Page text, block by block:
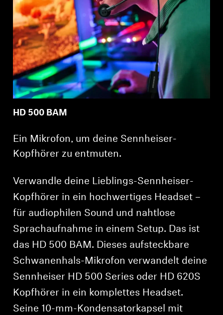
HD 500 BAM
Ein Mikrofon, um deine Sennheiser-
Kopfhörer zu entmuten.
Verwandle deine Lieblings-Sennheiser-
Kopfhörer in ein hochwertiges Headset –
für audiophilen Sound und nahtlose
Sprachaufnahme in einem Setup. Das ist
das HD 500 BAM. Dieses aufsteckbare
Schwanenhals-Mikrofon verwandelt deine
Sennheiser HD 500 Series oder HD 620S
Kopfhörer in ein komplettes Headset.
Seine 10-mm-Kondensatorkapsel mit